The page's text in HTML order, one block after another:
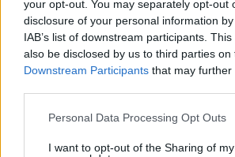
your opt-out. You may separately opt-out
disclosure of your personal information
IAB’s list of downstream participants.
also be disclosed by us to third parties on
Downstream Participants that may
Please note that this website/app uses
not limited to your visit or usage
Personal Data Processing Opt Outs
I want to opt-out of the Sharing of my
2024